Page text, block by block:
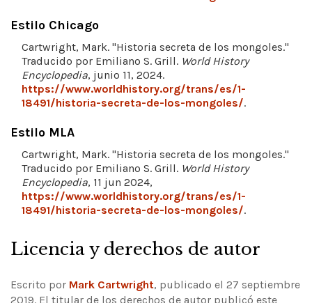
Estilo Chicago
Cartwright, Mark. "Historia secreta de los mongoles."
Traducido por Emiliano S. Grill. World History
Encyclopedia, junio 11, 2024.
https://www.worldhistory.org/trans/es/1-
18491/historia-secreta-de-los-mongoles/.
Estilo MLA
Cartwright, Mark. "Historia secreta de los mongoles."
Traducido por Emiliano S. Grill. World History
Encyclopedia, 11 jun 2024,
https://www.worldhistory.org/trans/es/1-
18491/historia-secreta-de-los-mongoles/.
Licencia y derechos de autor
Escrito por Mark Cartwright, publicado el 27 septiembre
2019. El titular de los derechos de autor publicó este